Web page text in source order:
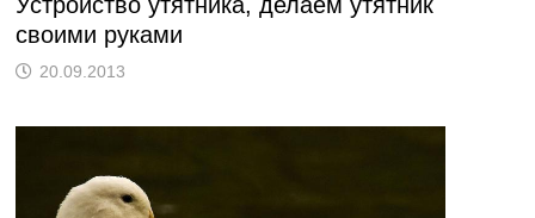
своими руками
20.09.2013